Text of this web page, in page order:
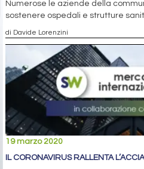
Numerose le aziende della
sostenere ospedali e strutture
di Davide Lorenzini
19 marzo 2020
IL CORONAVIRUS RALLENTA